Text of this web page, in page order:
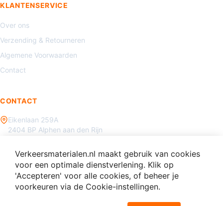
KLANTENSERVICE
Over ons
Verzending & Retourneren
Algemene Voorwaarden
Contact
CONTACT
Eikenlaan 259A
2404 BP Alphen aan den Rijn
info@verkeersmaterialen.nl
Verkeersmaterialen.nl maakt gebruik van cookies
voor een optimale dienstverlening. Klik op
'Accepteren' voor alle cookies, of beheer je
voorkeuren via de Cookie-instellingen.